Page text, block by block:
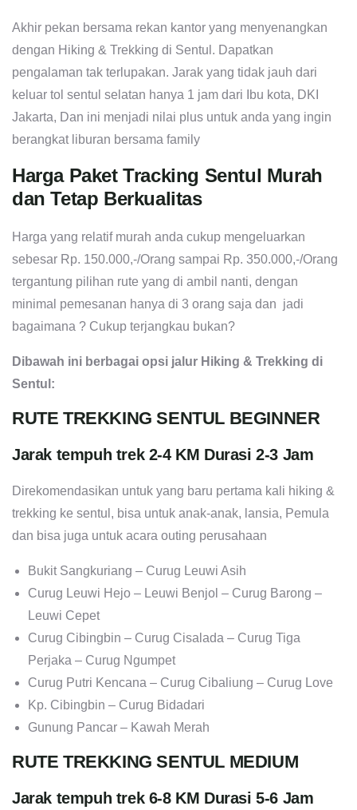
Akhir pekan bersama rekan kantor yang menyenangkan
dengan Hiking & Trekking di Sentul. Dapatkan
pengalaman tak terlupakan. Jarak yang tidak jauh dari
keluar tol sentul selatan hanya 1 jam dari Ibu kota, DKI
Jakarta, Dan ini menjadi nilai plus untuk anda yang ingin
berangkat liburan bersama family
Harga Paket Tracking Sentul Murah
dan Tetap Berkualitas
Harga yang relatif murah anda cukup mengeluarkan
sebesar Rp. 150.000,-/Orang sampai Rp. 350.000,-/Orang
tergantung pilihan rute yang di ambil nanti, dengan
minimal pemesanan hanya di 3 orang saja dan jadi
bagaimana ? Cukup terjangkau bukan?
Dibawah ini berbagai opsi jalur Hiking & Trekking di
Sentul:
RUTE TREKKING SENTUL BEGINNER
Jarak tempuh trek 2-4 KM Durasi 2-3 Jam
Direkomendasikan untuk yang baru pertama kali hiking &
trekking ke sentul, bisa untuk anak-anak, lansia, Pemula
dan bisa juga untuk acara outing perusahaan
Bukit Sangkuriang – Curug Leuwi Asih
Curug Leuwi Hejo – Leuwi Benjol – Curug Barong –
Leuwi Cepet
Curug Cibingbin – Curug Cisalada – Curug Tiga
Perjaka – Curug Ngumpet
Curug Putri Kencana – Curug Cibaliung – Curug Love
Kp. Cibingbin – Curug Bidadari
Gunung Pancar – Kawah Merah
RUTE TREKKING SENTUL MEDIUM
Jarak tempuh trek 6-8 KM Durasi 5-6 Jam